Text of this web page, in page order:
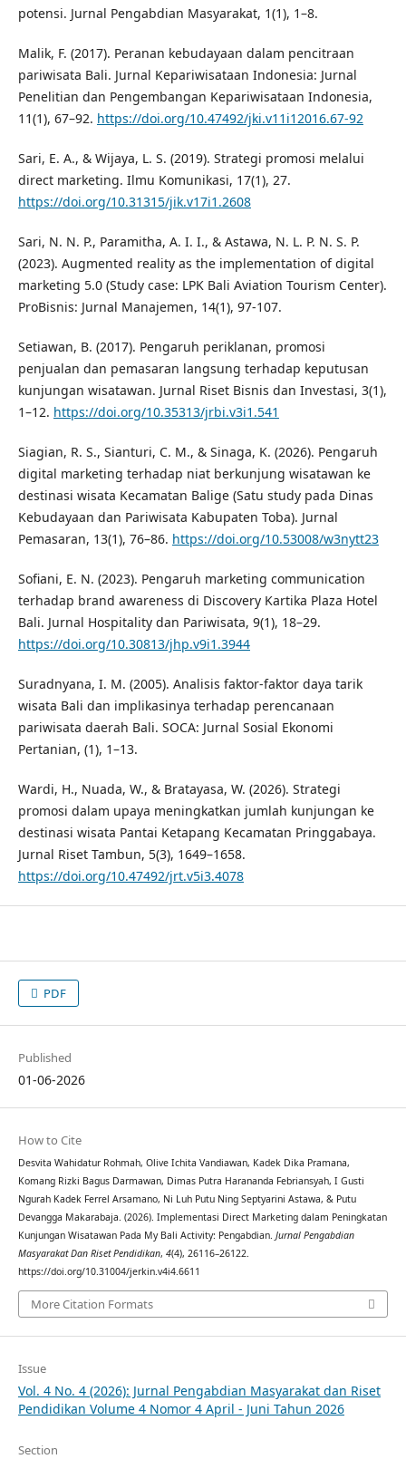
potensi. Jurnal Pengabdian Masyarakat, 1(1), 1–8.
Malik, F. (2017). Peranan kebudayaan dalam pencitraan
pariwisata Bali. Jurnal Kepariwisataan Indonesia: Jurnal
Penelitian dan Pengembangan Kepariwisataan Indonesia,
11(1), 67–92. https://doi.org/10.47492/jki.v11i12016.67-92
Sari, E. A., & Wijaya, L. S. (2019). Strategi promosi melalui
direct marketing. Ilmu Komunikasi, 17(1), 27.
https://doi.org/10.31315/jik.v17i1.2608
Sari, N. N. P., Paramitha, A. I. I., & Astawa, N. L. P. N. S. P.
(2023). Augmented reality as the implementation of digital
marketing 5.0 (Study case: LPK Bali Aviation Tourism Center).
ProBisnis: Jurnal Manajemen, 14(1), 97-107.
Setiawan, B. (2017). Pengaruh periklanan, promosi
penjualan dan pemasaran langsung terhadap keputusan
kunjungan wisatawan. Jurnal Riset Bisnis dan Investasi, 3(1),
1–12. https://doi.org/10.35313/jrbi.v3i1.541
Siagian, R. S., Sianturi, C. M., & Sinaga, K. (2026). Pengaruh
digital marketing terhadap niat berkunjung wisatawan ke
destinasi wisata Kecamatan Balige (Satu study pada Dinas
Kebudayaan dan Pariwisata Kabupaten Toba). Jurnal
Pemasaran, 13(1), 76–86. https://doi.org/10.53008/w3nytt23
Sofiani, E. N. (2023). Pengaruh marketing communication
terhadap brand awareness di Discovery Kartika Plaza Hotel
Bali. Jurnal Hospitality dan Pariwisata, 9(1), 18–29.
https://doi.org/10.30813/jhp.v9i1.3944
Suradnyana, I. M. (2005). Analisis faktor-faktor daya tarik
wisata Bali dan implikasinya terhadap perencanaan
pariwisata daerah Bali. SOCA: Jurnal Sosial Ekonomi
Pertanian, (1), 1–13.
Wardi, H., Nuada, W., & Bratayasa, W. (2026). Strategi
promosi dalam upaya meningkatkan jumlah kunjungan ke
destinasi wisata Pantai Ketapang Kecamatan Pringgabaya.
Jurnal Riset Tambun, 5(3), 1649–1658.
https://doi.org/10.47492/jrt.v5i3.4078
PDF
Published
01-06-2026
How to Cite
Desvita Wahidatur Rohmah, Olive Ichita Vandiawan, Kadek Dika Pramana,
Komang Rizki Bagus Darmawan, Dimas Putra Harananda Febriansyah, I Gusti
Ngurah Kadek Ferrel Arsamano, Ni Luh Putu Ning Septyarini Astawa, & Putu
Devangga Makarabaja. (2026). Implementasi Direct Marketing dalam Peningkatan
Kunjungan Wisatawan Pada My Bali Activity: Pengabdian. Jurnal Pengabdian
Masyarakat Dan Riset Pendidikan, 4(4), 26116–26122.
https://doi.org/10.31004/jerkin.v4i4.6611
More Citation Formats
Issue
Vol. 4 No. 4 (2026): Jurnal Pengabdian Masyarakat dan Riset
Pendidikan Volume 4 Nomor 4 April - Juni Tahun 2026
Section